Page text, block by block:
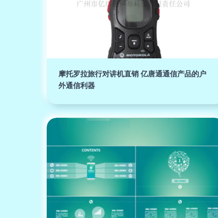
摩托罗拉旅行对讲机直销 亿唐通通信产品的户
外通信利器